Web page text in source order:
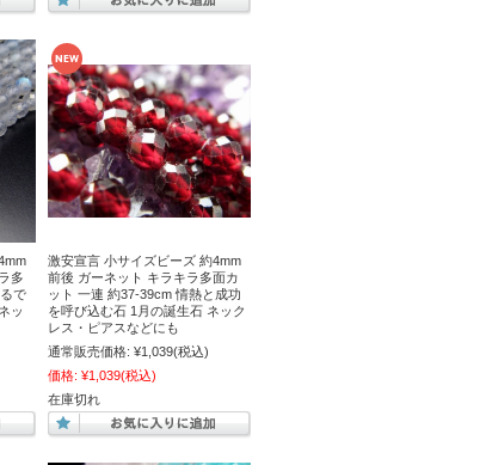
多
で
ッ
激安宣言 小サイズビーズ 約4mm
前後 ガーネット キラキラ多面カ
ット 一連 約37-39cm 情熱と成功
を呼び込む石 1月の誕生石 ネック
レス・ピアスなどにも
通常販売価格: ¥1,039(税込)
価格: ¥1,039(税込)
在庫切れ